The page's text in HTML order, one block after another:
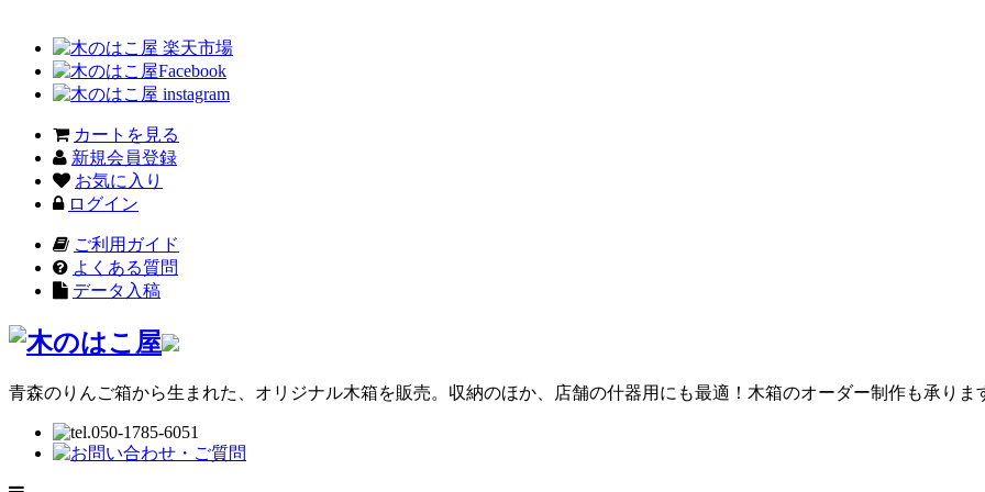
カートを見る
新規会員登録
お気に入り
ログイン
ご利用ガイド
よくある質問
データ入稿
青森のりんご箱から生まれた、オリジナル木箱を販売。収納のほか、店舗の什器用にも最適！木箱のオーダー制作も承りま